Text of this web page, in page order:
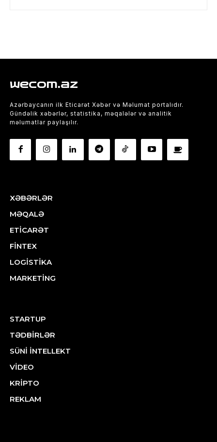
wecom.az
Azərbaycanın ilk Eticarət Xəbər və Məlumat portalıdır.
Gündəlik xəbərlər, statistika, məqalələr və analitik
məlumatlar paylaşılır.
XƏBƏRLƏR
MƏQALƏ
ETİCARƏT
FİNTEX
LOGİSTİKA
MARKETİNG
STARTUP
TƏDBİRLƏR
SÜNİ İNTELLEKT
VİDEO
KRİPTO
REKLAM